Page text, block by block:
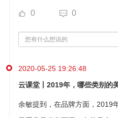
0 0
2020-05-25 19:26:48
云课堂丨2019年，哪些类别的
余敏提到，在品牌方面，2019